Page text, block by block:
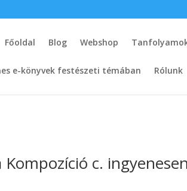
Főoldal Blog Webshop
e-könyvek festészeti témában Rólunk
c.